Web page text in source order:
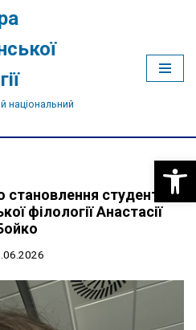
національний
становлення студентки
філології Анастасії